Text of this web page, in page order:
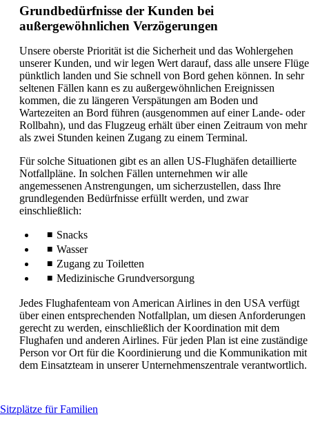
andere
Website
in
einem
neuen
Fenster,
die
möglicherweise
nicht
den
Richtlinien
für
Barrierefreiheit
entspricht.
Grundbedürfnisse der Kunden bei
außergewöhnlichen Verzögerungen
Unsere oberste Priorität ist die Sicherheit und das Wohlergehen
unserer Kunden, und wir legen Wert darauf, dass alle unsere Flüge
pünktlich landen und Sie schnell von Bord gehen können. In sehr
seltenen Fällen kann es zu außergewöhnlichen Ereignissen
kommen, die zu längeren Verspätungen am Boden und
Wartezeiten an Bord führen (ausgenommen auf einer Lande- oder
Rollbahn), und das Flugzeug erhält über einen Zeitraum von mehr
als zwei Stunden keinen Zugang zu einem Terminal.
Für solche Situationen gibt es an allen US-Flughäfen detaillierte
Notfallpläne. In solchen Fällen unternehmen wir alle
angemessenen Anstrengungen, um sicherzustellen, dass Ihre
grundlegenden Bedürfnisse erfüllt werden, und zwar
einschließlich:
Snacks
Wasser
Zugang zu Toiletten
Medizinische Grundversorgung
Jedes Flughafenteam von American Airlines in den USA verfügt
über einen entsprechenden Notfallplan, um diesen Anforderungen
gerecht zu werden, einschließlich der Koordination mit dem
Flughafen und anderen Airlines. Für jeden Plan ist eine zuständige
Person vor Ort für die Koordinierung und die Kommunikation mit
dem Einsatzteam in unserer Unternehmenszentrale verantwortlich.
Sitzplätze für Familien